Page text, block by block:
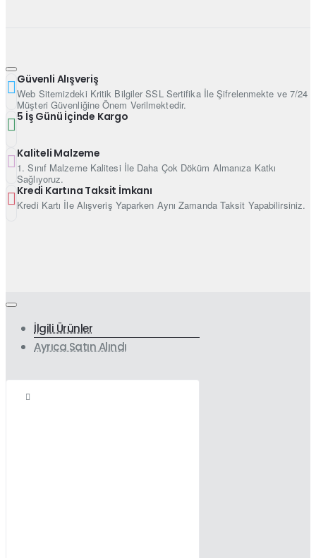
Güvenli Alışveriş
Web Sitemizdeki Kritik Bilgiler SSL Sertifika İle Şifrelenmekte ve 7/24
Müşteri Güvenliğine Önem Verilmektedir.
5 İş Günü İçinde Kargo
Kaliteli Malzeme
1. Sınıf Malzeme Kalitesi İle Daha Çok Döküm Almanıza Katkı
Sağlıyoruz.
Kredi Kartına Taksit İmkanı
Kredi Kartı İle Alışveriş Yaparken Aynı Zamanda Taksit Yapabilirsiniz.
İlgili Ürünler
Ayrıca Satın Alındı